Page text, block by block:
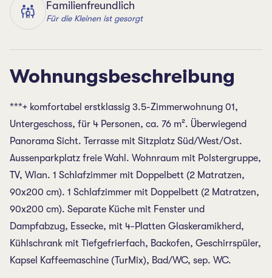
Familienfreundlich
Für die Kleinen ist gesorgt
Wohnungsbeschreibung
***+ komfortabel erstklassig 3.5-Zimmerwohnung 01,
Untergeschoss, für 4 Personen, ca. 76 m². Überwiegend
Panorama Sicht. Terrasse mit Sitzplatz Süd/West/Ost.
Aussenparkplatz freie Wahl. Wohnraum mit Polstergruppe,
TV, Wlan. 1 Schlafzimmer mit Doppelbett (2 Matratzen,
90x200 cm). 1 Schlafzimmer mit Doppelbett (2 Matratzen,
90x200 cm). Separate Küche mit Fenster und
Dampfabzug, Essecke, mit 4-Platten Glaskeramikherd,
Kühlschrank mit Tiefgefrierfach, Backofen, Geschirrspüler,
Kapsel Kaffeemaschine (TurMix), Bad/WC, sep. WC.